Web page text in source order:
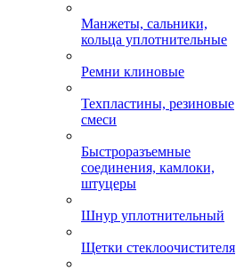
Манжеты, сальники,
кольца уплотнительные
Ремни клиновые
Техпластины, резиновые
смеси
Быстроразъемные
соединения, камлоки,
штуцеры
Шнур уплотнительный
Щетки стеклоочистителя